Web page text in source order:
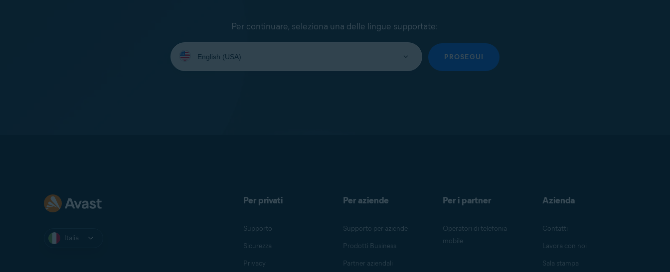
Per continuare, seleziona una delle lingue supportate:
Seleziona
la
lingua:
PROSEGUI
Italia
Per privati
Supporto
Sicurezza
Privacy
Per aziende
Supporto per aziende
Prodotti Business
Partner aziendali
Per i partner
Operatori di telefonia
mobile
Azienda
Contatti
Lavora con noi
Sala stampa